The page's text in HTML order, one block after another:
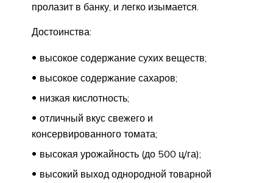
пролазит в банку, и легко изымается.
Достоинства:
высокое содержание сухих веществ;
высокое содержание сахаров;
низкая кислотность;
отличный вкус свежего и
консервированного томата;
высокая урожайность (до 500 ц/га);
высокий выход однородной товарной